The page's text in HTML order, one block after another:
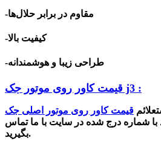
-مقاوم در برابر حلال‌ها
-کیفیت بالا
-طراحی زیبا و هوشمندانه
قیمت کاور روی موتور جک j3 :
با شماره درج شده در سایت با ما تماس
بگیرید.